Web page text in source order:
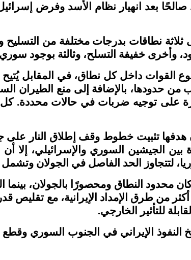
أنه لم يعد صالحًا بعد انهيار نظام الأسد
نطاقات بدرجات مختلفة من التسليح
وأخرى خفيفة التسلح، وثالثة بوجود
القوات داخل كل نطاق، في المقابل
من حدودها، بالإضافة إلى منع
على توجيه ضربات في حالات محددة.
اتفاقية فك الاشتباك لعام 1974، فقد كان هدفها تثبيت
بين الجيشين السوري والإسرائيلي، إلا
لتتجاوز الحد الفاصل في الجولان
الاختلاف الجوهري بين الاتفاقين هو أن اتفاق 1974 كان محدود
أكثر من طرق الإمداد الإيرانية، مع
للتأثير الخارجي.
الإيراني في الجنوب السوري